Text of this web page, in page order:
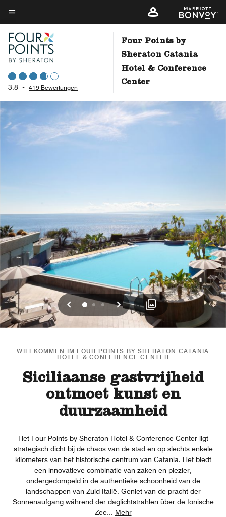
Skip
to
main
content
Menütext
3.8 • 419 Bewertungen
Four Points by
Sheraton Catania
Hotel & Conference
Center
Vorherige
012 Weiter
WILLKOMMEN IM FOUR POINTS BY SHERATON CATANIA
HOTEL & CONFERENCE CENTER
Siciliaanse gastvrijheid
ontmoet kunst en
duurzaamheid
Het Four Points by Sheraton Hotel & Conference Center ligt
strategisch dicht bij de chaos van de stad en op slechts enkele
kilometers van het historische centrum van Catania. Het biedt
een innovatieve combinatie van zaken en plezier,
ondergedompeld in de authentieke schoonheid van de
landschappen van Zuid-Italië. Geniet van de pracht der
Sonnenaufgang während der daglichtstrahlen über de Ionische
Zee... Mehr